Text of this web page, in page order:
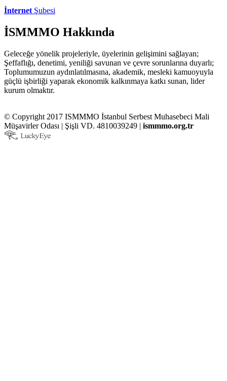
İnternet Şubesi
İSMMMO Hakkında
Geleceğe yönelik projeleriyle, üyelerinin gelişimini sağlayan;
Şeffaflığı, denetimi, yeniliği savunan ve çevre sorunlarına duyarlı;
Toplumumuzun aydınlatılmasına, akademik, mesleki kamuoyuyla
güçlü işbirliği yaparak ekonomik kalkınmaya katkı sunan, lider
kurum olmaktır.
© Copyright 2017 ISMMMO İstanbul Serbest Muhasebeci Mali
Müşavirler Odası | Şişli VD. 4810039249 | ismmmo.org.tr